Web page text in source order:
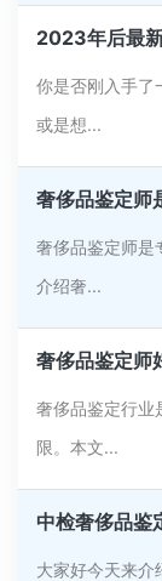
2023年后最
你是否刚入手了
或是想...
奢侈品鉴定师
奢侈品鉴定师是
介绍奢...
奢侈品鉴定师
奢侈品鉴定行业
限。本文...
中检奢侈品鉴
大家好今天来介